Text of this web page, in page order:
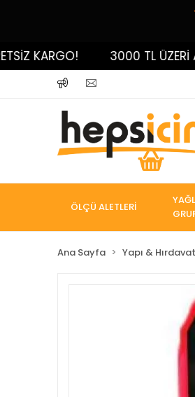
KARGO! 3000 TL ÜZERİ
ÖLÇÜ ALETLERİ
Ana Sayfa Yapı & Hırdavat